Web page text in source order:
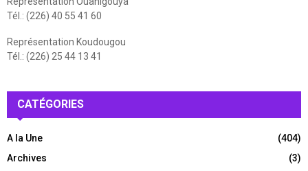
Tél.: (226) 40 55 41 60
Représentation Koudougou
Tél.: (226) 25 44 13 41
CATÉGORIES
A la Une
(404)
Archives
(3)